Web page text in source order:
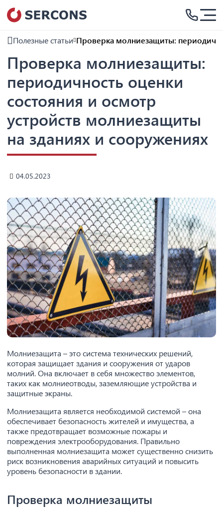
Полезные статьи Проверка молниезащиты:
Проверка молниезащиты:
периодичность оценки
состояния и осмотр
устройств молниезащиты
на зданиях и сооружениях
04.05.2023
Молниезащита – это система технических решений,
которая защищает здания и сооружения от ударов
молний. Она включает в себя множество элементов,
таких как молниеотводы, заземляющие устройства и
защитные экраны.
Молниезащита является необходимой системой – она
обеспечивает безопасность жителей и имущества, а
также предотвращает возможные пожары и
повреждения электрооборудования. Правильно
выполненная молниезащита может существенно снизить
риск возникновения аварийных ситуаций и повысить
уровень безопасности в здании.
Проверка молниезащиты